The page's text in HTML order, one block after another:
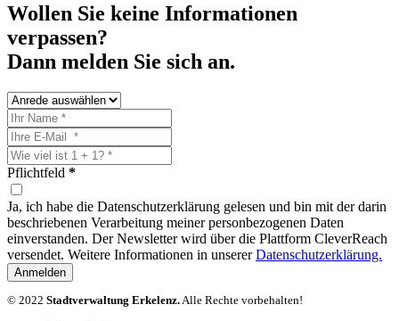
Wollen Sie keine Informationen
verpassen?
Dann melden Sie sich an.
Pflichtfeld *
Ja, ich habe die Datenschutzerklärung gelesen und bin mit der darin
beschriebenen Verarbeitung meiner personbezogenen Daten
einverstanden. Der Newsletter wird über die Plattform CleverReach
versendet. Weitere Informationen in unsererDatenschutzerklärung.
Anmelden
© 2022 Stadtverwaltung Erkelenz.Alle Rechte vorbehalten!